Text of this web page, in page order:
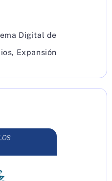
Digital de
, Expansión